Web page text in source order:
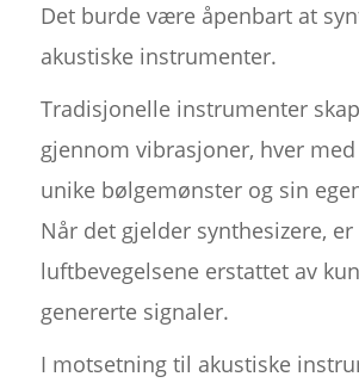
Det burde være åpenbart at
akustiske instrumenter.
Tradisjonelle instrumenter
gjennom vibrasjoner, hver
unike bølgemønster og sin
Når det gjelder synthesizere, er
luftbevegelsene erstattet av
genererte signaler.
I motsetning til akustiske